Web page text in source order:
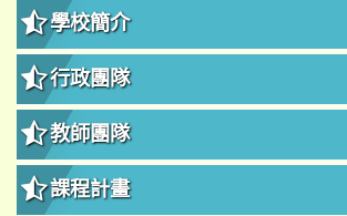
學校簡介
行政團隊
教師團隊
課程計畫